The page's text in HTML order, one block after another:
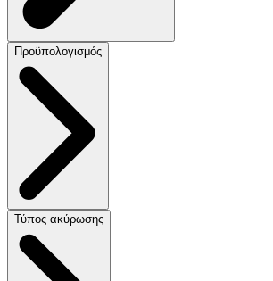
Προϋπολογισμός
Τύπος ακύρωσης